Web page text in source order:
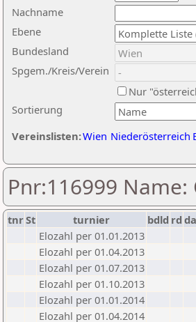
Nachname
Ebene
Sortierung
Bundesland
Spgem./Kreis/Verein
Nur
Vereinslisten:Wien Niederösterreich
Pnr:116999
tnrSt turnier bdld rd
Elozahl per 01.01.2013
Elozahl per 01.04.2013
Elozahl per 01.07.2013
Elozahl per 01.10.2013
Elozahl per 01.01.2014
Elozahl per 01.04.2014